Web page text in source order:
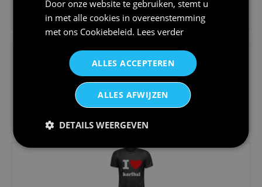
€24,95
Koningsdag shirt heren v-hals ...
€24,95
V-hals shirt rood wit blauw st...
Door onze website te gebruiken, stemt u
in met alle cookies in overeenstemming
met ons Cookiebeleid. Lees verder
ALLES ACCEPTEREN
ALLES AFWIJZEN
DETAILS WEERGEVEN